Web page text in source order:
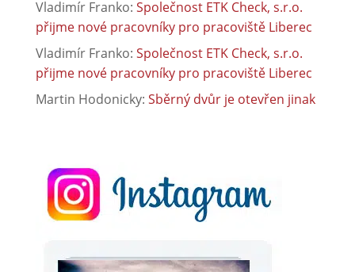
Vladimír Franko: Společnost ETK Check, s.r.o.
přijme nové pracovníky pro pracoviště Liberec
Vladimír Franko: Společnost ETK Check, s.r.o.
přijme nové pracovníky pro pracoviště Liberec
Martin Hodonicky: Sběrný dvůr je otevřen jinak